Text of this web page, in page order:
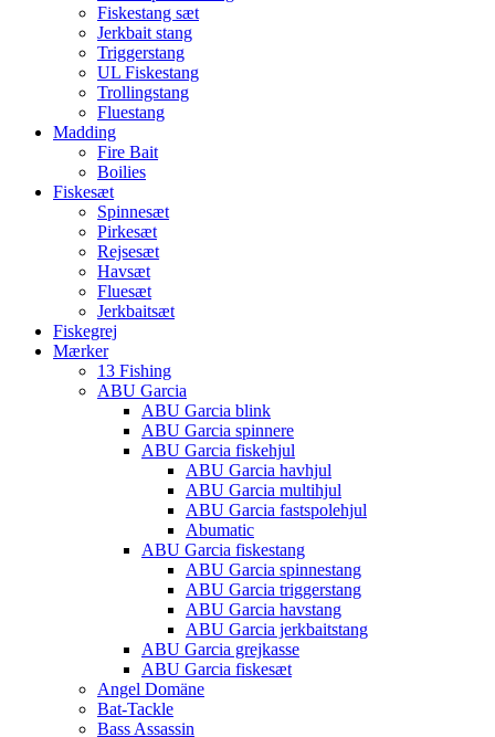
Fiskestang sæt
Jerkbait stang
Triggerstang
UL Fiskestang
Trollingstang
Fluestang
Madding
Fire Bait
Boilies
Fiskesæt
Spinnesæt
Pirkesæt
Rejsesæt
Havsæt
Fluesæt
Jerkbaitsæt
Fiskegrej
Mærker
13 Fishing
ABU Garcia
ABU Garcia blink
ABU Garcia spinnere
ABU Garcia fiskehjul
ABU Garcia havhjul
ABU Garcia multihjul
ABU Garcia fastspolehjul
Abumatic
ABU Garcia fiskestang
ABU Garcia spinnestang
ABU Garcia triggerstang
ABU Garcia havstang
ABU Garcia jerkbaitstang
ABU Garcia grejkasse
ABU Garcia fiskesæt
Angel Domäne
Bat-Tackle
Bass Assassin